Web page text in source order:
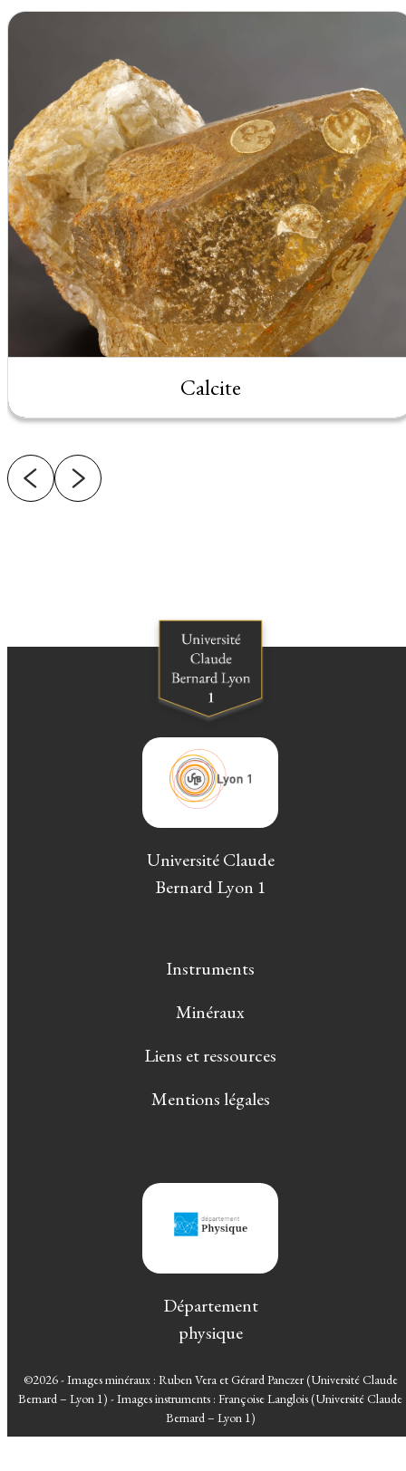
Calcite
Université Claude
Bernard Lyon 1
Instruments
Minéraux
Liens et ressources
Mentions légales
Département
physique
©2026 - Images minéraux : Ruben Vera et Gérard Panczer (Université Claude
Bernard – Lyon 1) - Images instruments : Françoise Langlois (Université Claude
Bernard – Lyon 1)